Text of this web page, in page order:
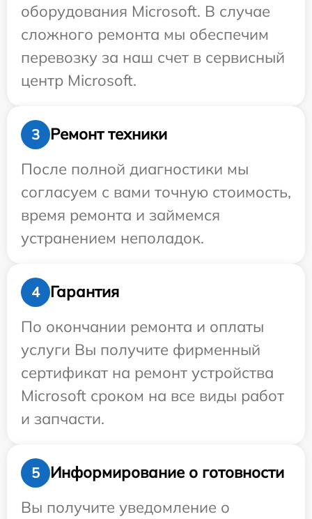
оборудования Microsoft. В случае
сложного ремонта мы обеспечим
перевозку за наш счет в сервисный
центр Microsoft.
3
Ремонт техники
После полной диагностики мы
согласуем с вами точную стоимость,
время ремонта и займемся
устранением неполадок.
4
Гарантия
По окончании ремонта и оплаты
услуги Вы получите фирменный
сертификат на ремонт устройства
Microsoft сроком на все виды работ
и запчасти.
5
Информирование о готовности
Вы получите уведомление о